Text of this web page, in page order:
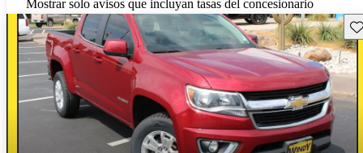
Mostrar solo avisos que incluyan tasas del concesionario